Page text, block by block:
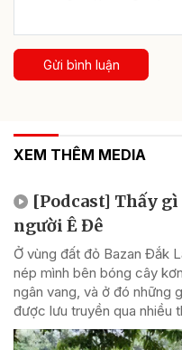
Gửi bình luận
XEM THÊM MEDIA
[Podcast] Thấy
người Ê Đê
Ở vùng đất đỏ Bazan Đắk
nép mình bên bóng cây
ngân vang, và ở đó những
được lưu truyền qua nhiều